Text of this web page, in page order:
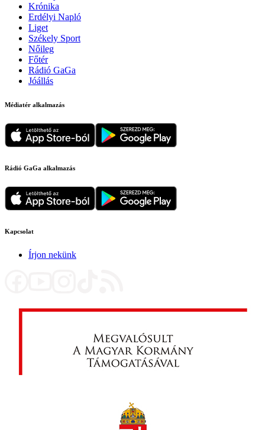
Krónika
Erdélyi Napló
Liget
Székely Sport
Nőileg
Főtér
Rádió GaGa
Jóállás
Médiatér alkalmazás
Rádió GaGa alkalmazás
Kapcsolat
Írjon nekünk